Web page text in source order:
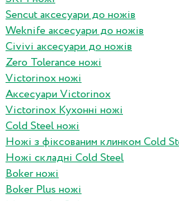
Sencut аксесуари до ножів
Weknife аксесуари до ножів
Civivi аксесуари до ножів
Zero Tolerance ножі
Victorinox ножі
Аксесуари Victorinox
Victorinox Кухонні ножі
Cold Steel ножі
Ножі з фіксованим клинком Cold
Ножі складні Cold Steel
Boker ножі
Boker Plus ножі